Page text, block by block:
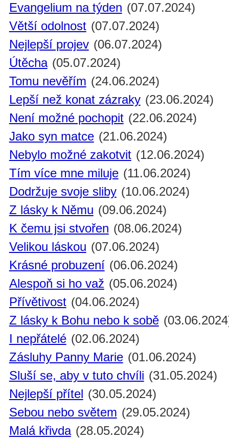
Evangelium na týden (07.07.2024)
Větší odolnost (07.07.2024)
Nejlepší projev (06.07.2024)
Útěcha (05.07.2024)
Tomu nevěřím (24.06.2024)
Lepší než konat zázraky (23.06.2024)
Není možné pochopit (22.06.2024)
Jako syn matce (21.06.2024)
Nebylo možné zakotvit (12.06.2024)
Tím více mne miluje (11.06.2024)
Dodržuje svoje sliby (10.06.2024)
Z lásky k Němu (09.06.2024)
K čemu jsi stvořen (08.06.2024)
Velikou láskou (07.06.2024)
Krásné probuzení (06.06.2024)
Alespoň si ho važ (05.06.2024)
Přívětivost (04.06.2024)
Z lásky k Bohu nebo k sobě
I nepřátelé (02.06.2024)
Zásluhy Panny Marie (01.06.2024)
Sluší se, aby v tuto chvíli (31.05.2024)
Nejlepší přítel (30.05.2024)
Sebou nebo světem (29.05.2024)
Malá křivda (28.05.2024)